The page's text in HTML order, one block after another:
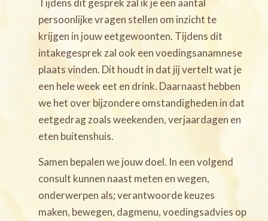
Tijdens dit gesprek zal ik je een aantal
persoonlijke vragen stellen om inzicht te
krijgen in jouw eetgewoonten. Tijdens dit
intakegesprek zal ook een voedingsanamnese
plaats vinden. Dit houdt in dat jij vertelt wat je
een hele week eet en drink. Daarnaast hebben
we het over bijzondere omstandigheden in dat
eetgedrag zoals weekenden, verjaardagen en
eten buitenshuis.
Samen bepalen we jouw doel. In een volgend
consult kunnen naast meten en wegen,
onderwerpen als; verantwoorde keuzes
maken, bewegen, dagmenu, voedingsadvies op